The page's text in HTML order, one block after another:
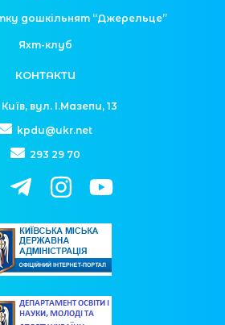
дошкільнят “Джерельце”
Яхт-клуб
КОНТАКТИ
вул. І.Мазепи, 13
kpdu@ukr.net
293 29 70